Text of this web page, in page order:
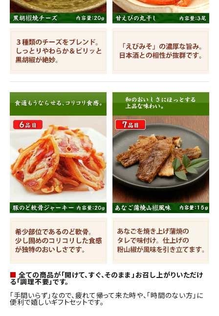
■ 全ての商品が「開けて、すぐ、そのまま」お召し上がりいただけ
る「調理不要」です。
「手間いらず」なので、疲れて帰って来た時や、「時間のない方」に
便利で嬉しいギフトセットです。